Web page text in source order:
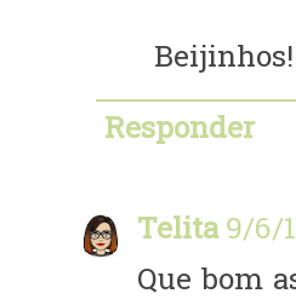
Beijinhos!
Responder
Telita9/6/
Que bom